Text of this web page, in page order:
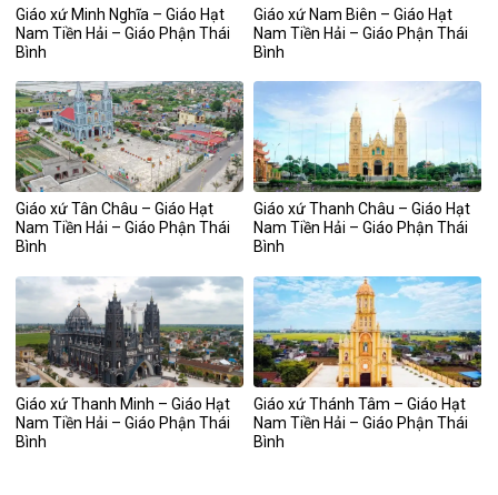
Giáo xứ Minh Nghĩa – Giáo Hạt
Nam Tiền Hải – Giáo Phận Thái
Bình
Giáo xứ Nam Biên – Giáo Hạt
Nam Tiền Hải – Giáo Phận Thái
Bình
Giáo xứ Tân Châu – Giáo Hạt
Nam Tiền Hải – Giáo Phận Thái
Bình
Giáo xứ Thanh Châu – Giáo Hạt
Nam Tiền Hải – Giáo Phận Thái
Bình
Giáo xứ Thanh Minh – Giáo Hạt
Nam Tiền Hải – Giáo Phận Thái
Bình
Giáo xứ Thánh Tâm – Giáo Hạt
Nam Tiền Hải – Giáo Phận Thái
Bình